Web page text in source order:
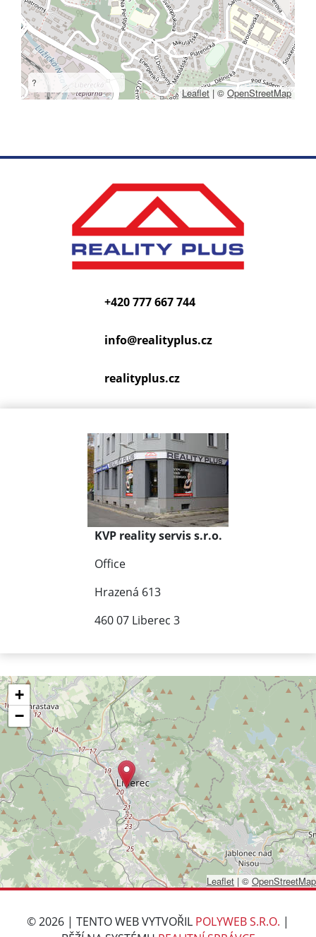
?
Leaflet | © OpenStreetMap
+420 777 667 744
info@realityplus.cz
realityplus.cz
KVP reality servis s.r.o.
Office
Hrazená 613
460 07 Liberec 3
+
−
Leaflet | © OpenStreetMap
© 2026 | TENTO WEB VYTVOŘIL POLYWEB S.R.O. |